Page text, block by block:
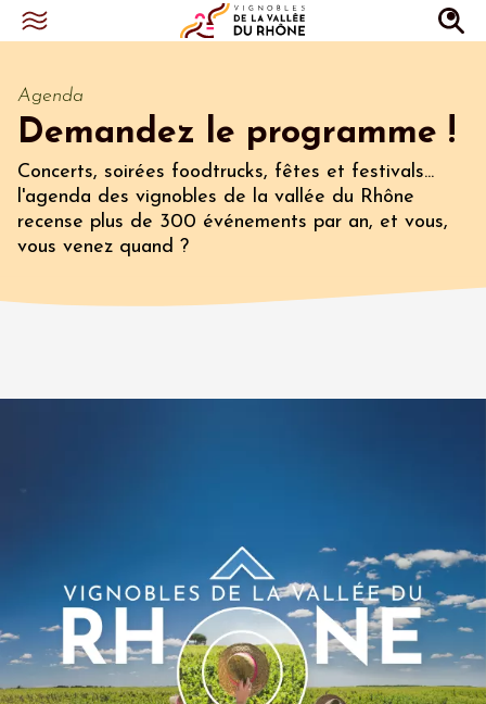
Agenda
Demandez le programme !
Concerts, soirées foodtrucks, fêtes et festivals...
l'agenda des vignobles de la vallée du Rhône
recense plus de 300 événements par an, et vous,
vous venez quand ?